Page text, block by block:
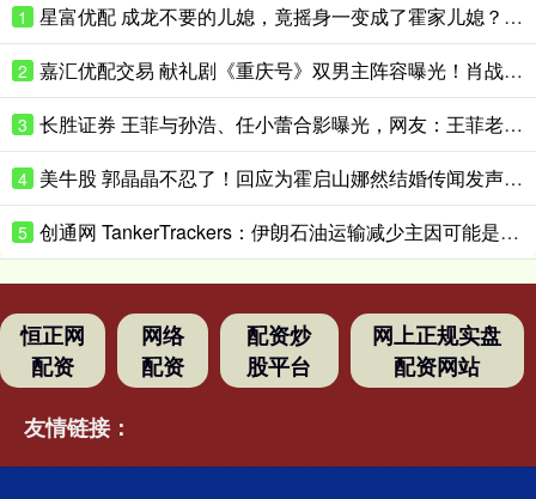
1 星富优配 成龙不要的儿媳，竟摇身一变成了霍家儿媳？感到意外的何止他一人
2 嘉汇优配交易 献礼剧《重庆号》双男主阵容曝光！肖战无缝衔接进组，搭档老顶流
3 长胜证券 王菲与孙浩、任小蕾合影曝光，网友：王菲老了，眼角下垂皱纹明显
4 美牛股 郭晶晶不忍了！回应为霍启山娜然结婚传闻发声之事，我们都被骗了
5 创通网 TankerTrackers：伊朗石油运输减少主因可能是泄漏事故 而非美国封锁
恒正网
配资
网络
配资
配资炒
股平台
网上正规实盘
配资网站
友情链接：